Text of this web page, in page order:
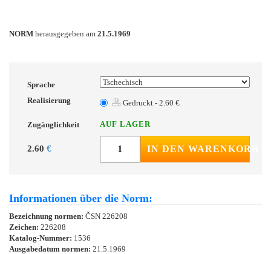
NORM herausgegeben am 21.5.1969
Sprache
Realisierung
Gedruckt - 2.60 €
Zugänglichkeit AUF LAGER
2.60 € IN DEN WARENKORB
Informationen über die Norm:
Bezeichnung normen: ČSN 226208
Zeichen: 226208
Katalog-Nummer: 1536
Ausgabedatum normen: 21.5.1969